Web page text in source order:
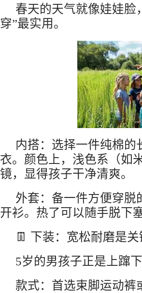
春天的天气就像娃娃脸
穿”最实用。
内搭：选择一件纯棉的
衣。颜色上，浅色系（如
镜，显得孩子干净清爽。
外套：备一件方便穿脱
开衫。热了可以随手脱下
👖 下装：宽松耐磨是关
5岁的男孩子正是上蹿
款式：首选束脚运动裤